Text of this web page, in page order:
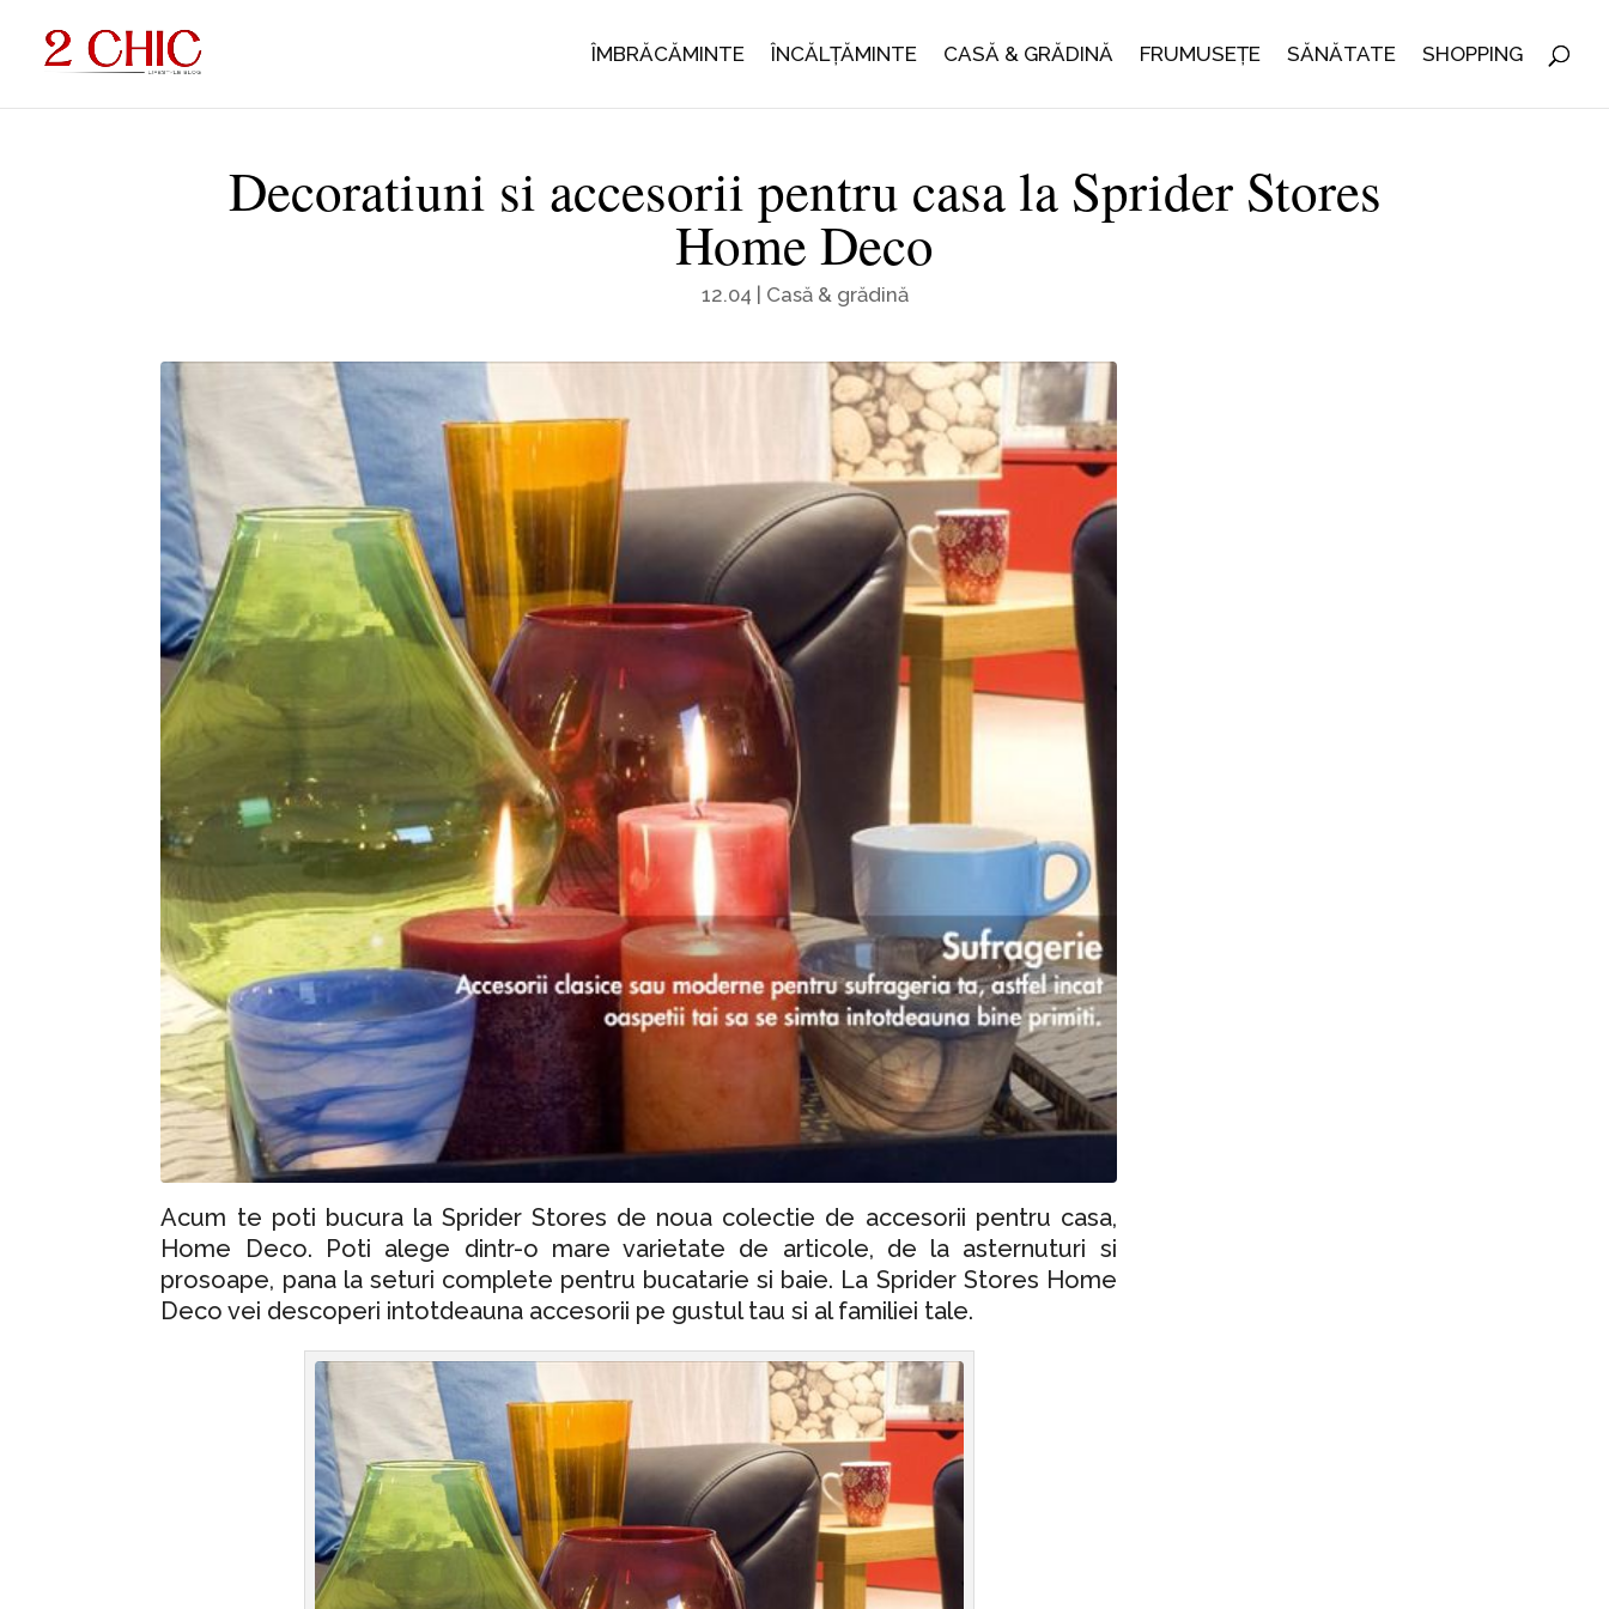
ÎMBRĂCĂMINTE ÎNCĂLȚĂMINTE CASĂ & GRĂDINĂ FRUMUSEȚE SĂNĂTATE SHOPPING
Decoratiuni si accesorii pentru casa la Sprider Stores
Home Deco
12.04 | Casă & grădină
Acum te poti bucura la Sprider Stores de noua colectie de accesorii pentru casa,
Home Deco. Poti alege dintr-o mare varietate de articole, de la asternuturi si
prosoape, pana la seturi complete pentru bucatarie si baie. La Sprider Stores Home
Deco vei descoperi intotdeauna accesorii pe gustul tau si al familiei tale.